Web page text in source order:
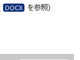
を参照）